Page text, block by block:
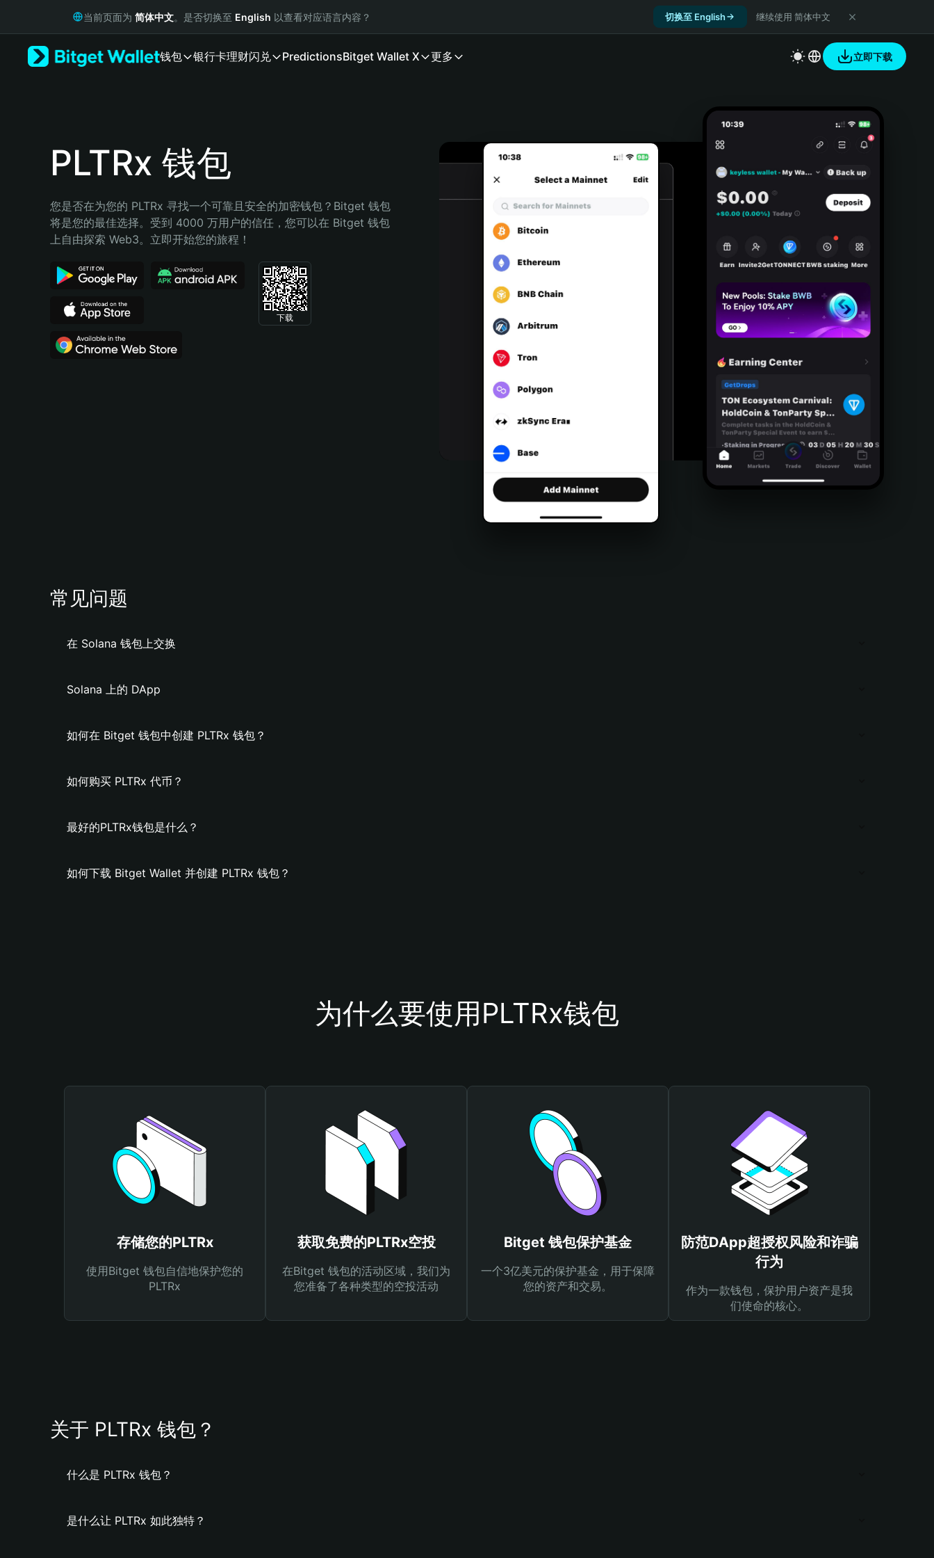
Русский
Bahasa Indonesia
Español (Argentina)
当前页面为 简体中文。是否切换至 English 以查看对应语言内容？ 切换至 English 继续使用 简体中文
钱包 银行卡理财闪兑 PredictionsBitget Wallet X 更多 立即下载
PLTRx 钱包
您是否在为您的 PLTRx 寻找一个可靠且安全的加密钱包？Bitget 钱包
将是您的最佳选择。受到 4000 万用户的信任，您可以在 Bitget 钱包
上自由探索 Web3。立即开始您的旅程！
下载
常见问题
在 Solana 钱包上交换
Solana 上的 DApp
如何在 Bitget 钱包中创建 PLTRx 钱包？
如何购买 PLTRx 代币？
最好的PLTRx钱包是什么？
如何下载 Bitget Wallet 并创建 PLTRx 钱包？
为什么要使用PLTRx钱包
存储您的PLTRx
使用Bitget 钱包自信地保护您的
PLTRx
获取免费的PLTRx空投
在Bitget 钱包的活动区域，我们为
您准备了各种类型的空投活动
Bitget 钱包保护基金
一个3亿美元的保护基金，用于保障
您的资产和交易。
防范DApp超授权风险和诈骗
行为
作为一款钱包，保护用户资产是我
们使命的核心。
关于 PLTRx 钱包？
什么是 PLTRx 钱包？
是什么让 PLTRx 如此独特？